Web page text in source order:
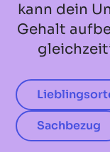
kann dein
Gehalt
Sachbezug